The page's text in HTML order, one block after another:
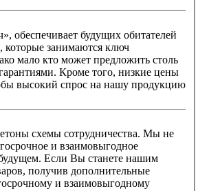
Кроме того, низкие цены
высокий спрос на нашу продукцию
Мы не
и взаимовыгодное
Если Вы станете нашим
получив дополнительные